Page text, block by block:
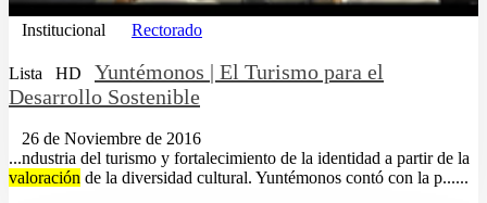
Institucional Rectorado
Lista HD
Yuntémonos | El Turismo para el
Desarrollo Sostenible
26 de Noviembre de 2016
...ndustria del turismo y fortalecimiento de la identidad a partir de la
valoración de la diversidad cultural. Yuntémonos contó con la p......